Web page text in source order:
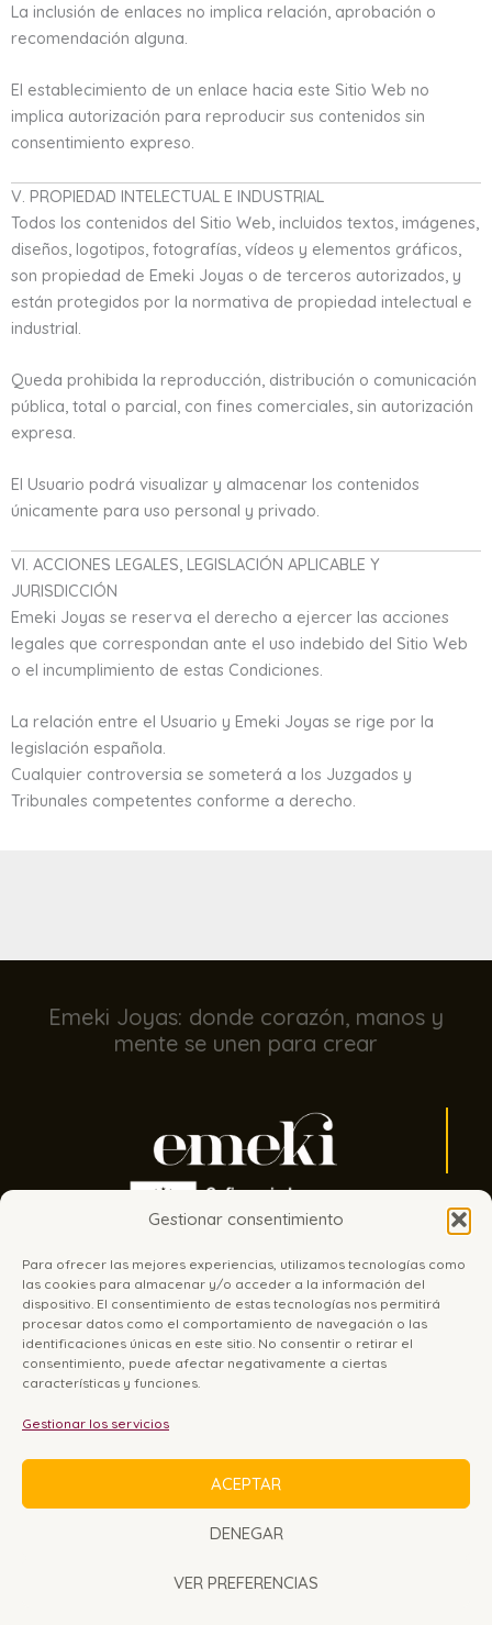
Gestionar consentimiento
Para ofrecer las mejores experiencias, utilizamos tecnologías como
las cookies para almacenar y/o acceder a la información del
dispositivo. El consentimiento de estas tecnologías nos permitirá
procesar datos como el comportamiento de navegación o las
identificaciones únicas en este sitio. No consentir o retirar el
consentimiento, puede afectar negativamente a ciertas
características y funciones.
Gestionar los servicios
ACEPTAR
DENEGAR
VER PREFERENCIAS
La inclusión de enlaces no implica relación, aprobación o
recomendación alguna.
El establecimiento de un enlace hacia este Sitio Web no
implica autorización para reproducir sus contenidos sin
consentimiento expreso.
V. PROPIEDAD INTELECTUAL E INDUSTRIAL
Todos los contenidos del Sitio Web, incluidos textos, imágenes,
diseños, logotipos, fotografías, vídeos y elementos gráficos,
son propiedad de Emeki Joyas o de terceros autorizados, y
están protegidos por la normativa de propiedad intelectual e
industrial.
Queda prohibida la reproducción, distribución o comunicación
pública, total o parcial, con fines comerciales, sin autorización
expresa.
El Usuario podrá visualizar y almacenar los contenidos
únicamente para uso personal y privado.
VI. ACCIONES LEGALES, LEGISLACIÓN APLICABLE Y
JURISDICCIÓN
Emeki Joyas se reserva el derecho a ejercer las acciones
legales que correspondan ante el uso indebido del Sitio Web
o el incumplimiento de estas Condiciones.
La relación entre el Usuario y Emeki Joyas se rige por la
legislación española.
Cualquier controversia se someterá a los Juzgados y
Tribunales competentes conforme a derecho.
Emeki Joyas: donde corazón, manos y
mente se unen para crear
Sobre EmekiTienda
Política de privacidad
© 2026 Emeki Joyas